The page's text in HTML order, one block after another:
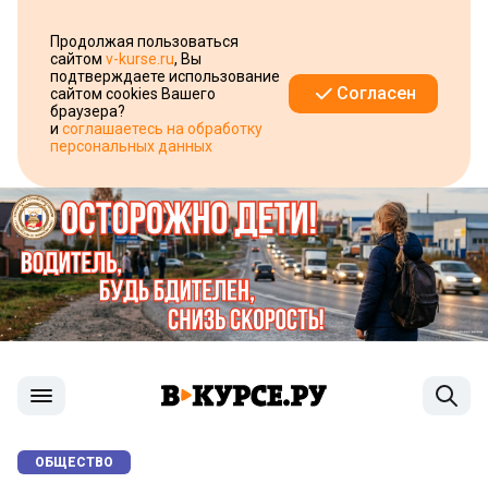
Продолжая пользоваться
сайтом v-kurse.ru, Вы
подтверждаете использование
сайтом cookies Вашего
браузера?
и соглашаетесь на обработку
персональных данных
Согласен
ОБЩЕСТВО